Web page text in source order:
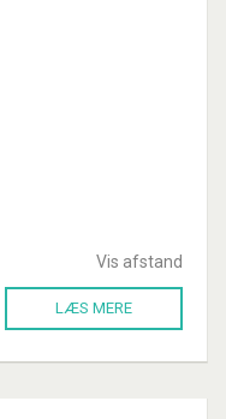
Vis afstand
LÆS MERE